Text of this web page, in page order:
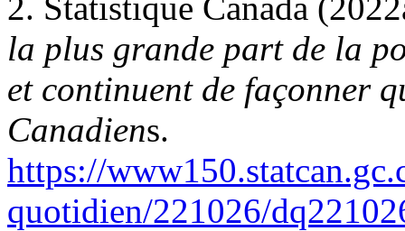
la plus grande part de la
et continuent de façonner
Canadiens.
https://
quotidien/221026/